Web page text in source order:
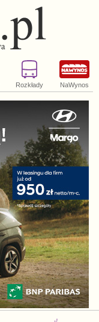
Rozkłady NaWynos